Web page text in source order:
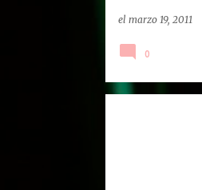
el marzo 19, 2011
0